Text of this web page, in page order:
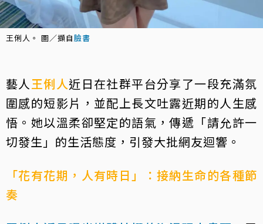
王俐人。 圖／擷自臉書
藝人 王俐人近日在社群平台分享了一段充滿氛
圍感的短影片，並配上長文吐露近期的人生感
悟。她以溫柔卻堅定的語氣，傳遞「請允許一
切發生」的生活態度，引發大批網友迴響。
「花有花期，人有時日」：接納生命的各種節
奏